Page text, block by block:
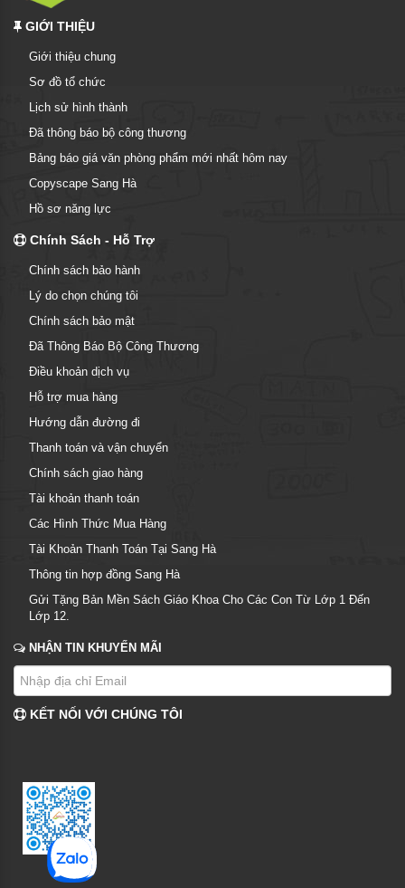
GIỚI THIỆU
Giới thiệu chung
Sơ đồ tổ chức
Lịch sử hình thành
Đã thông báo bộ công thương
Bảng báo giá văn phòng phẩm mới nhất hôm nay
Copyscape Sang Hà
Hồ sơ năng lực
Chính Sách - Hỗ Trợ
Chính sách bảo hành
Lý do chọn chúng tôi
Chính sách bảo mật
Đã Thông Báo Bộ Công Thương
Điều khoản dịch vụ
Hỗ trợ mua hàng
Hướng dẫn đường đi
Thanh toán và vận chuyển
Chính sách giao hàng
Tài khoản thanh toán
Các Hình Thức Mua Hàng
Tài Khoản Thanh Toán Tại Sang Hà
Thông tin hợp đồng Sang Hà
Gửi Tặng Bản Mền Sách Giáo Khoa Cho Các Con Từ Lớp 1 Đến
Lớp 12.
NHẬN TIN KHUYẾN MÃI
KẾT NỐI VỚI CHÚNG TÔI